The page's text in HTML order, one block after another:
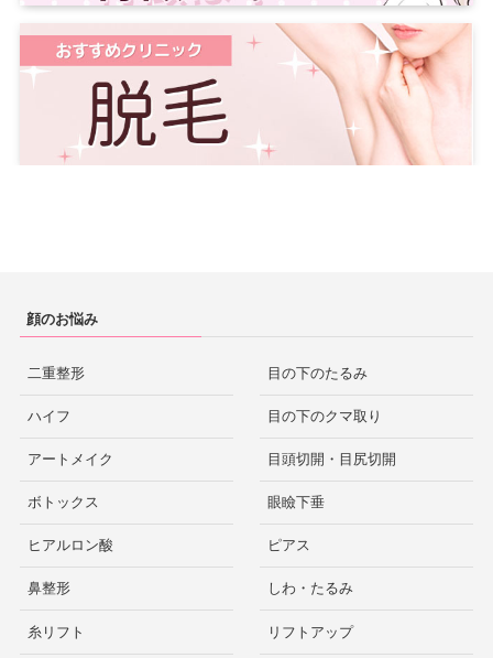
顔のお悩み
二重整形
ハイフ
アートメイク
ボトックス
ヒアルロン酸
鼻整形
糸リフト
目の下のたるみ
目の下のクマ取り
目頭切開・目尻切開
眼瞼下垂
ピアス
しわ・たるみ
リフトアップ